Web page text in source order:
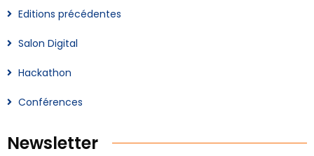
Editions précédentes
Salon Digital
Hackathon
Conférences
Newsletter